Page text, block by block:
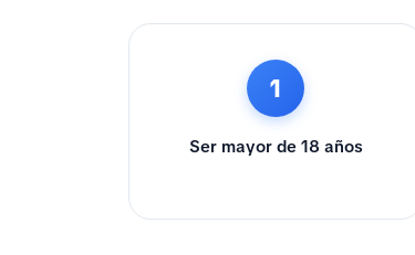
1
Ser mayor de 18 años